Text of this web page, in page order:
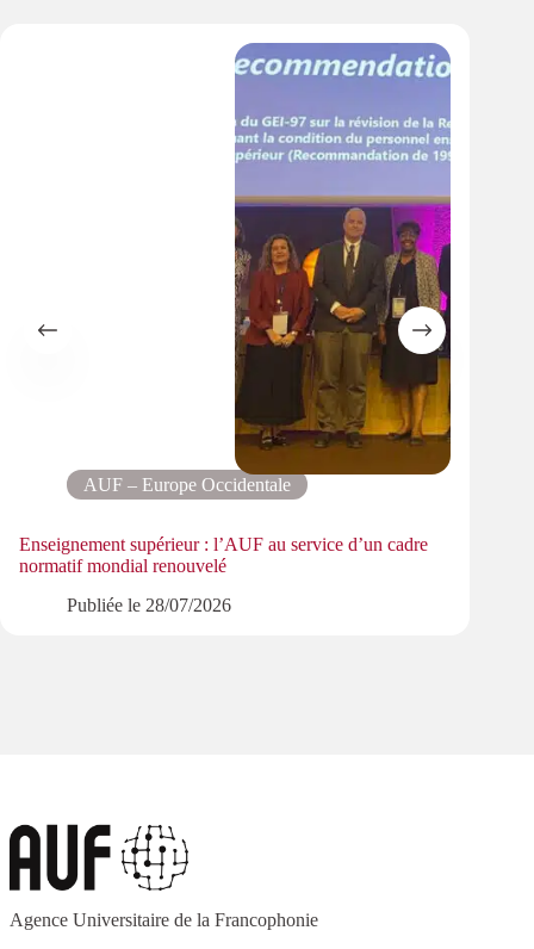
AUF – Europe Occidentale
Enseignement supérieur : l’AUF au service d’un cadre
normatif mondial renouvelé
Publiée le 28/07/2026
Agence Universitaire de la Francophonie